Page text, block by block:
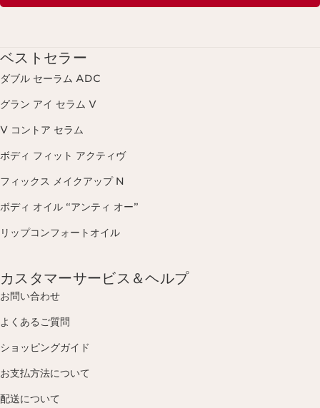
ベストセラー
ダブル セーラム ADC
グラン アイ セラム V
V コントア セラム
ボディ フィット アクティヴ
フィックス メイクアップ N
ボディ オイル “アンティ オー”
リップコンフォートオイル
カスタマーサービス＆ヘルプ
お問い合わせ
よくあるご質問
ショッピングガイド
お支払方法について
配送について